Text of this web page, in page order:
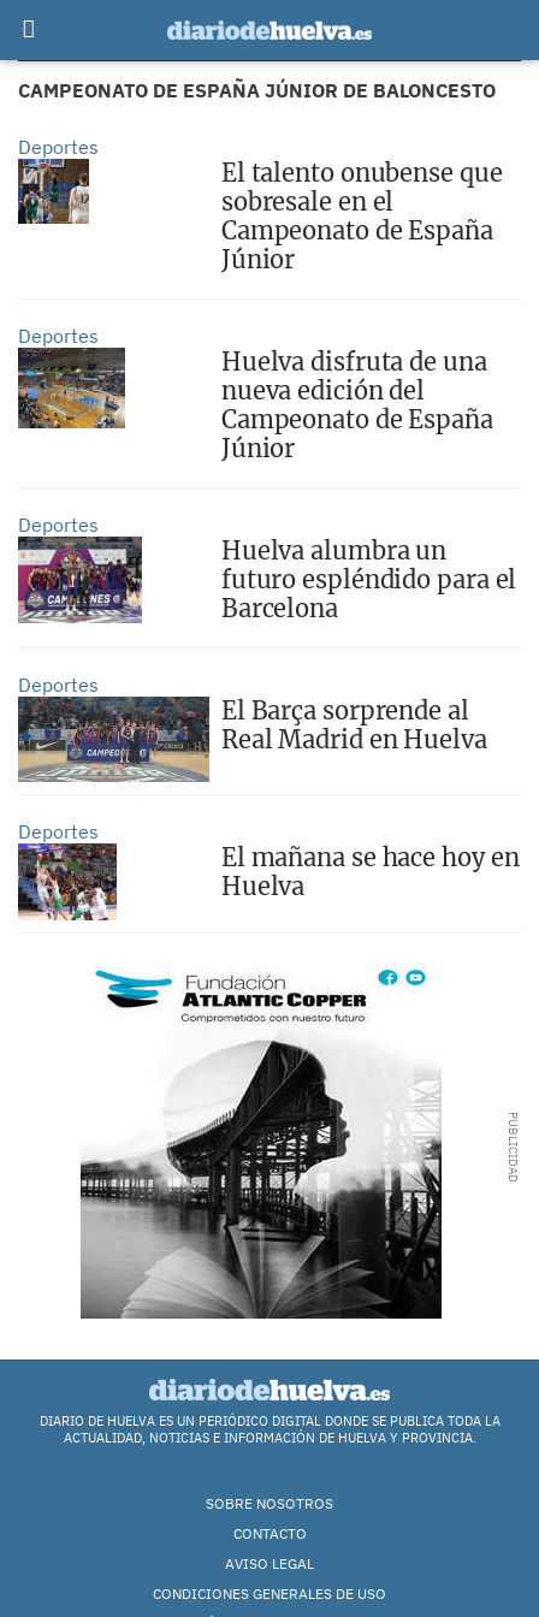
CAMPEONATO DE ESPAÑA JÚNIOR DE BALONCESTO
Deportes
El talento onubense que
sobresale en el
Campeonato de España
Júnior
Deportes
Huelva disfruta de una
nueva edición del
Campeonato de España
Júnior
Deportes
Huelva alumbra un
futuro espléndido para el
Barcelona
Deportes
El Barça sorprende al
Real Madrid en Huelva
Deportes
El mañana se hace hoy en
Huelva
DIARIO DE HUELVA ES UN PERIÓDICO DIGITAL DONDE SE PUBLICA TODA LA
ACTUALIDAD, NOTICIAS E INFORMACIÓN DE HUELVA Y PROVINCIA.
SOBRE NOSOTROS
CONTACTO
AVISO LEGAL
CONDICIONES GENERALES DE USO